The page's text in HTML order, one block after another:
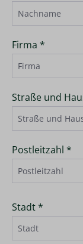
Firma *
Straße und
Postleitzahl *
Stadt *